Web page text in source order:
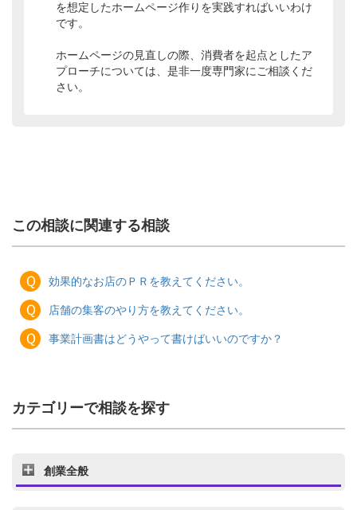
を想定したホームページ作りを実践すればいいわけ
です。
ホームページの見直しの際、消費者を起点としたア
プローチについては、是非一度専門家にご相談くだ
さい。
この相談に関連する相談
Ｑ 効果的なお店のＰＲを教えてください。
Ｑ 店舗の集客のやり方を教えてください。
Ｑ 事業計画書はどうやって書けばいいのですか？
カテゴリーで相談を探す
創業全般